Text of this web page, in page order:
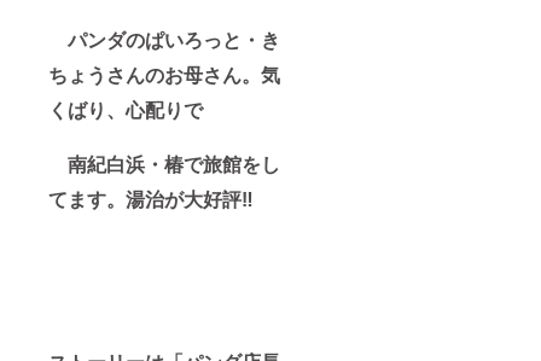
パンダのぱいろっと・き
ちょうさんのお母さん。気
くばり、心配りで
南紀白浜・椿で旅館をし
てます。湯治が大好評‼